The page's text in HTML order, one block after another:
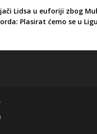
Lidsa u euforiji zbog
Plasirat ćemo se u